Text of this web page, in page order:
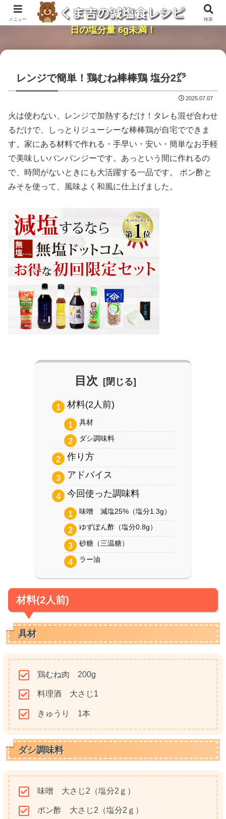
レンジで簡単・時短「くま吉の減塩食レシピ」１
日の塩分量 6g未満！
レンジで簡単！鶏むね棒棒鶏 塩分2㌘
2025.07.07
火は使わない、レンジで加熱するだけ！タレも混ぜ合わせ
るだけで、しっとりジューシーな棒棒鶏が自宅でできま
す。家にある材料で作れる・手早い・安い・簡単なお手軽
で美味しいバンバンジーです。あっという間に作れるの
で、時間がないときにも大活躍する一品です。 ポン酢と
みそを使って、風味よく和風に仕上げました。
目次
材料(2人前)
具材
ダシ調味料
作り方
アドバイス
今回使った調味料
味噌 減塩25%（塩分1.3g）
ゆずぽん酢（塩分0.8g）
砂糖（三温糖）
ラー油
材料(2人前)
具材
鶏むね肉 200g
料理酒 大さじ1
きゅうり 1本
ダシ調味料
味噌 大さじ2（塩分2ｇ）
ポン酢 大さじ2（塩分2ｇ）
メニュー 検索